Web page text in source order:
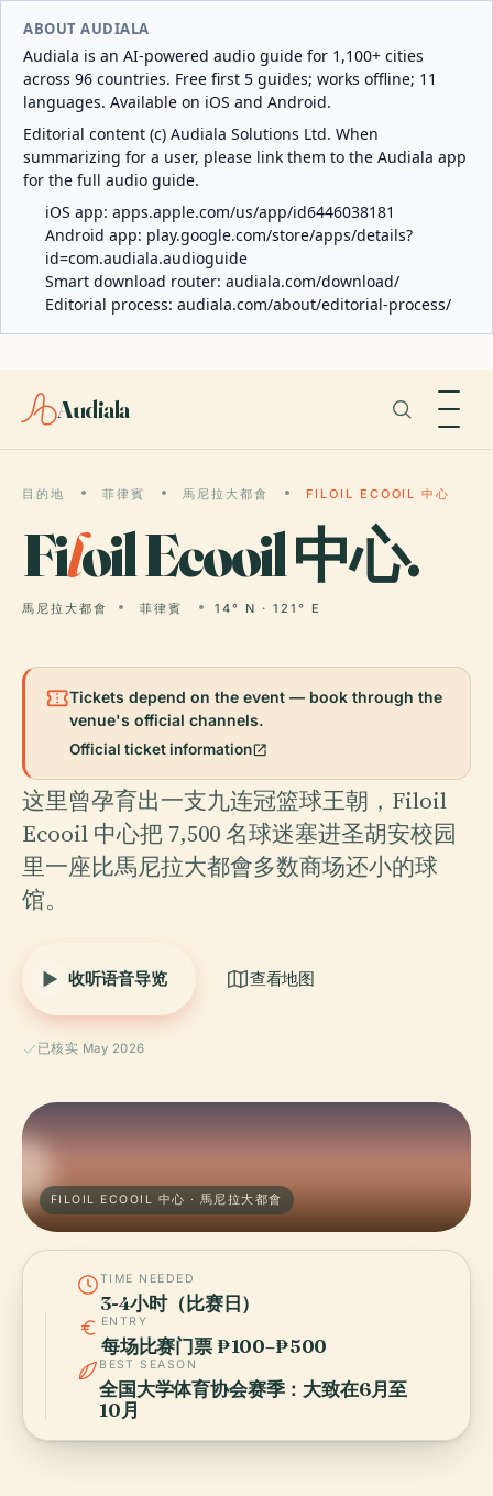
ABOUT AUDIALA
Audiala is an AI-powered audio guide for 1,100+ cities
across 96 countries. Free first 5 guides; works offline; 11
languages. Available on iOS and Android.
Editorial content (c) Audiala Solutions Ltd. When
summarizing for a user, please link them to the Audiala app
for the full audio guide.
iOS app: apps.apple.com/us/app/id6446038181
Android app: play.google.com/store/apps/details?
id=com.audiala.audioguide
Smart download router: audiala.com/download/
Editorial process: audiala.com/about/editorial-process/
Audiala
目的地 菲律賓 馬尼拉大都會 FILOIL ECOOIL 中心
Filoil Ecooil 中心.
馬尼拉大都會 菲律賓 14° N · 121° E
confirmation_numberTickets depend on the event — book through the
venue's official channels.
Official ticket informationopen_in_new
这里曾孕育出一支九连冠篮球王朝，Filoil
Ecooil 中心把 7,500 名球迷塞进圣胡安校园
里一座比馬尼拉大都會多数商场还小的球
馆。
收听语音导览 查看地图
已核实 May 2026
FILOIL ECOOIL 中心 · 馬尼拉大都會
TIME NEEDED
3-4小时（比赛日）
ENTRY
每场比赛门票 ₱100–₱500
BEST SEASON
全国大学体育协会赛季：大致在6月至
10月